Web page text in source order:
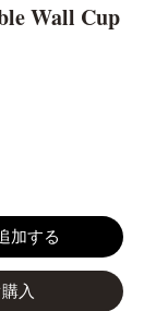
Wall Cup
加する
入